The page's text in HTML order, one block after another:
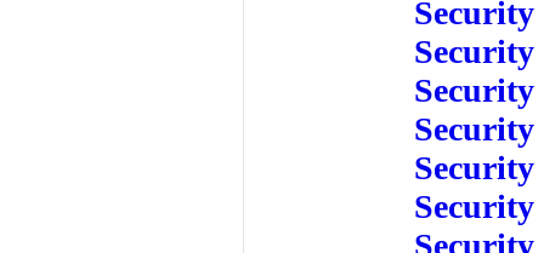
Security
Security
Security
Security
Security
Security
Security